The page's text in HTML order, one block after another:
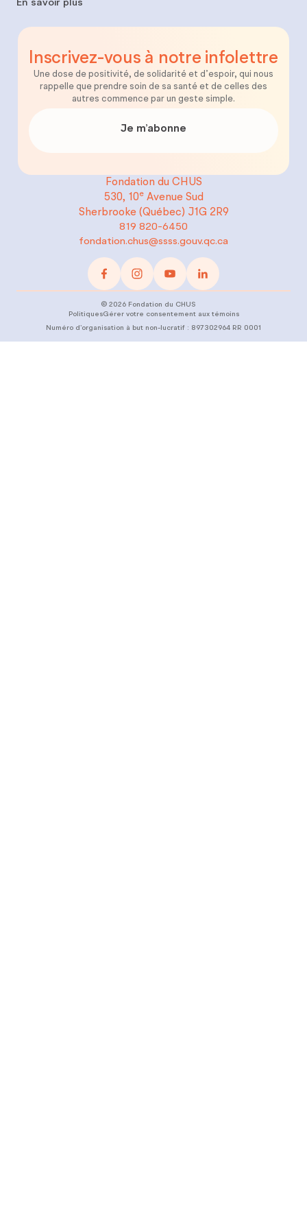
En savoir plus
Inscrivez-vous à notre infolettre
Une dose de positivité, de solidarité et d’espoir, qui nous
rappelle que prendre soin de sa santé et de celles des
autres commence par un geste simple.
Je m’abonne
Fondation du CHUS
530, 10eAvenue Sud
Sherbrooke (Québec) J1G 2R9
819 820-6450
fondation.chus@ssss.gouv.qc.ca
©2026 Fondation du CHUS
PolitiquesGérer votre consentement aux témoins
Numéro d’organisation à but non-lucratif : 897302964 RR 0001